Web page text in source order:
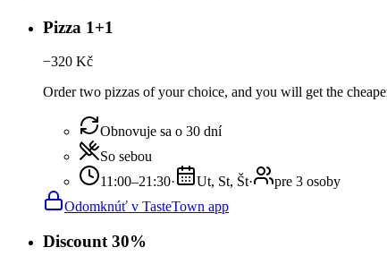
Pizza 1+1
−320 Kč
Order two pizzas of your choice, and you will get the
Obnovuje sa o 30 dní
So sebou
11:00–21:30· Ut, St, Št·
pre 3 osoby
Odomknúť v TasteTown app
Discount 30%